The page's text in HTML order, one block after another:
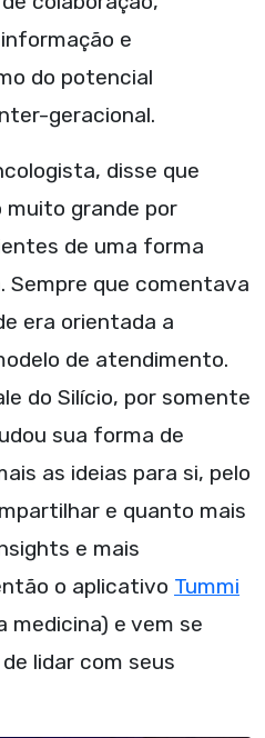
e
do potencial
geracional.
disse que
grande por
de uma forma
Sempre que comentava
era orientada a
de atendimento.
do Silício, por somente
sua forma de
as ideias para si, pelo
e quanto mais
e mais
o aplicativo Tummi
medicina) e vem se
lidar com seus